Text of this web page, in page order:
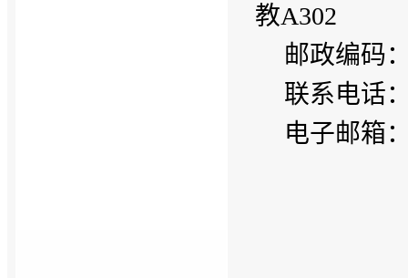
教A302
邮政编码
联系电话
电子邮箱